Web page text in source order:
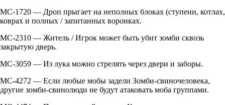
MC-1720 — Дроп прыгает на неполных блоках (ступени, котлах,
коврах и полных / запитанных воронках.
MC-2310 — Житель / Игрок может быть убит зомби сквозь
закрытую дверь.
MC-3059 — Из лука можно стрелять через двери и заборы.
MC-4272 — Если любые мобы задели Зомби-свиночеловека,
другие зомби-свинолюди не будут атаковать моба группами.